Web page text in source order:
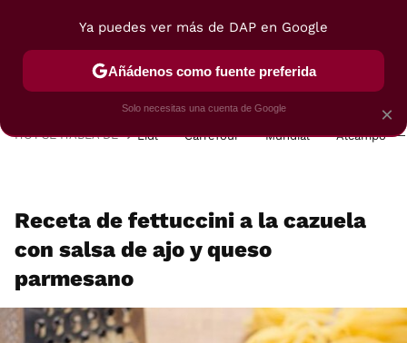
POSTRES VIAJES SELECCIÓN VEGUI
HOY SE HABLA DE Lidl Carrefour Mundial Alcampo
Receta de fettuccini a la cazuela
con salsa de ajo y queso
parmesano
×
Ya puedes ver más de DAP en Google
Añádenos como fuente preferida
Solo necesitas una cuenta de Google